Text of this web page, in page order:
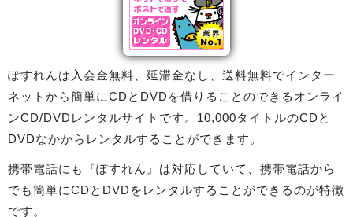
ぽすれんは入会金無料、延滞金なし、送料無料でインター
ネットから簡単にCDとDVDを借りることのできるオンライ
ンCD/DVDレンタルサイトです。10,000タイトルのCDと
DVDなかからレンタルすることができます。
携帯電話にも『ぽすれん』は対応していて、携帯電話から
でも簡単にCDとDVDをレンタルすることができるのが特徴
です。